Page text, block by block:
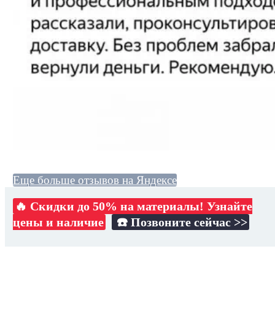
Еще больше отзывов на Яндексе
🔥 Скидки до 50% на материалы! Узнайте
цены и наличие
☎️ Позвоните сейчас >>